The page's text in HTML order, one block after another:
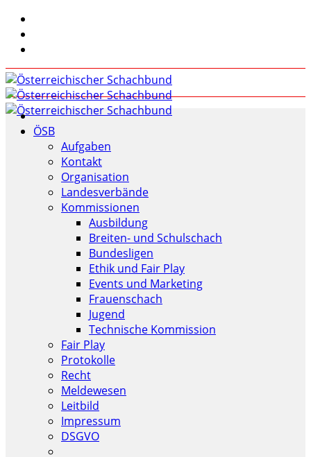
ÖSB
Aufgaben
Kontakt
Organisation
Landesverbände
Kommissionen
Ausbildung
Breiten- und Schulschach
Bundesligen
Ethik und Fair Play
Events und Marketing
Frauenschach
Jugend
Technische Kommission
Fair Play
Protokolle
Recht
Meldewesen
Leitbild
Impressum
DSGVO